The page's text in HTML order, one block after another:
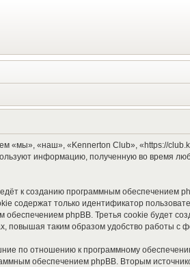
«мы», «наш», «Kennerton Club», «https://
информацию, полученную во время
к созданию программным обеспечением
содержат только идентификатор
phpBB. Третья cookie будет
повышая таким образом удобство работы с
по отношению к программному
обеспечением phpBB. Вторым